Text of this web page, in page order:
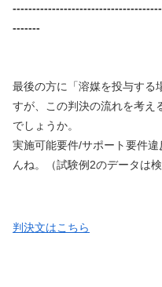
-------
最後の方に「溶媒を投与する
すが、この判決の流れを考え
でしょうか。
実施可能要件/サポート要件
んね。（試験例2のデータは
判決文はこちら